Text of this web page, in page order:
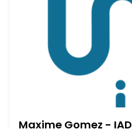
Maxime Gomez - IAD